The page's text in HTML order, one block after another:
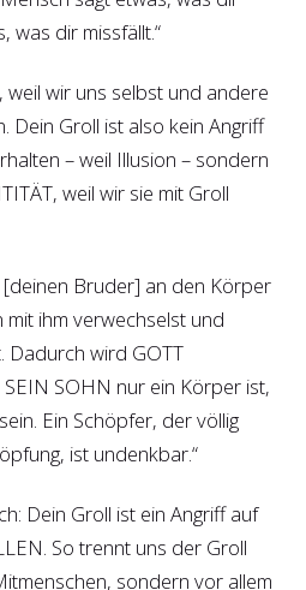
was dir missfällt.“
weil wir uns selbst und andere
Dein Groll ist also kein Angriff
– weil Illusion – sondern
weil wir sie mit Groll
[deinen Bruder] an den Körper
ihm verwechselst und
Dadurch wird GOTT
SOHN nur ein Körper ist,
Ein Schöpfer, der völlig
ist undenkbar.“
Dein Groll ist ein Angriff auf
So trennt uns der Groll
sondern vor allem